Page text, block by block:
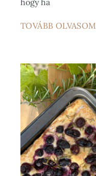
hogy ha
TOVÁBB OLVASOM